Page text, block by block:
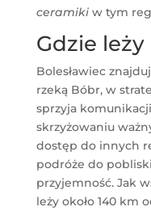
ceramikiw tym
Gdzie leży
Bolesławiec
rzeką Bóbr, w
sprzyja
skrzyżowaniu
dostęp do innych
podróże do
przyjemność. Jak
leży około 140 km